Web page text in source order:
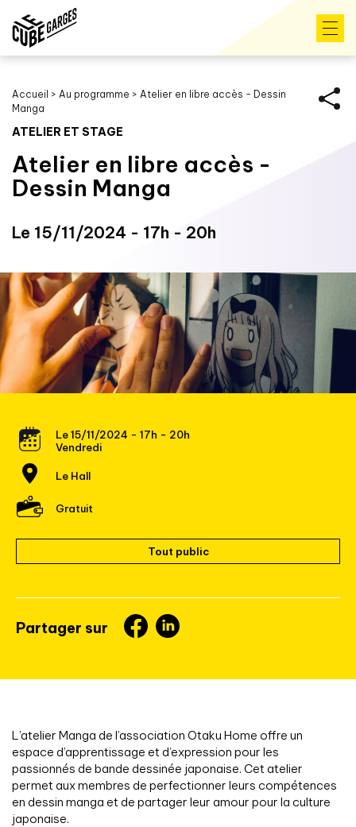
Accueil > Au programme > Atelier en libre accès - Dessin
Manga
ATELIER ET STAGE
Atelier en libre accès -
Dessin Manga
Le 15/11/2024 - 17h - 20h
Le 15/11/2024 - 17h - 20h
Vendredi
Le Hall
Gratuit
Tout public
Partager sur
L’atelier Manga de l’association Otaku Home offre un
espace d’apprentissage et d’expression pour les
passionnés de bande dessinée japonaise. Cet atelier
permet aux membres de perfectionner leurs compétences
en dessin manga et de partager leur amour pour la culture
japonaise.